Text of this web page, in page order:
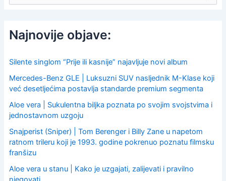
c
h
o
:
Najnovije objave:
Silente singlom “Prije ili kasnije” najavljuje novi album
Mercedes-Benz GLE | Luksuzni SUV nasljednik M-Klase koji
već desetljećima postavlja standarde premium segmenta
Aloe vera | Sukulentna biljka poznata po svojim svojstvima i
jednostavnom uzgoju
Snajperist (Sniper) | Tom Berenger i Billy Zane u napetom
ratnom trileru koji je 1993. godine pokrenuo poznatu filmsku
franšizu
Aloe vera u stanu | Kako je uzgajati, zalijevati i pravilno